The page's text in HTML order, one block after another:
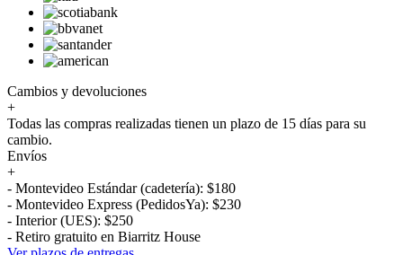
Cambios y devoluciones
+
Todas las compras realizadas tienen un plazo de 15 días para su
cambio.
Envíos
+
- Montevideo Estándar (cadetería): $180
- Montevideo Express (PedidosYa): $230
- Interior (UES): $250
- Retiro gratuito en Biarritz House